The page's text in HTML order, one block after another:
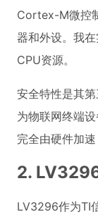
Cortex-M微控
器和外设。我
CPU资源。
安全特性是其
为物联网终端
完全由硬件加
2.
LV3296作为TI